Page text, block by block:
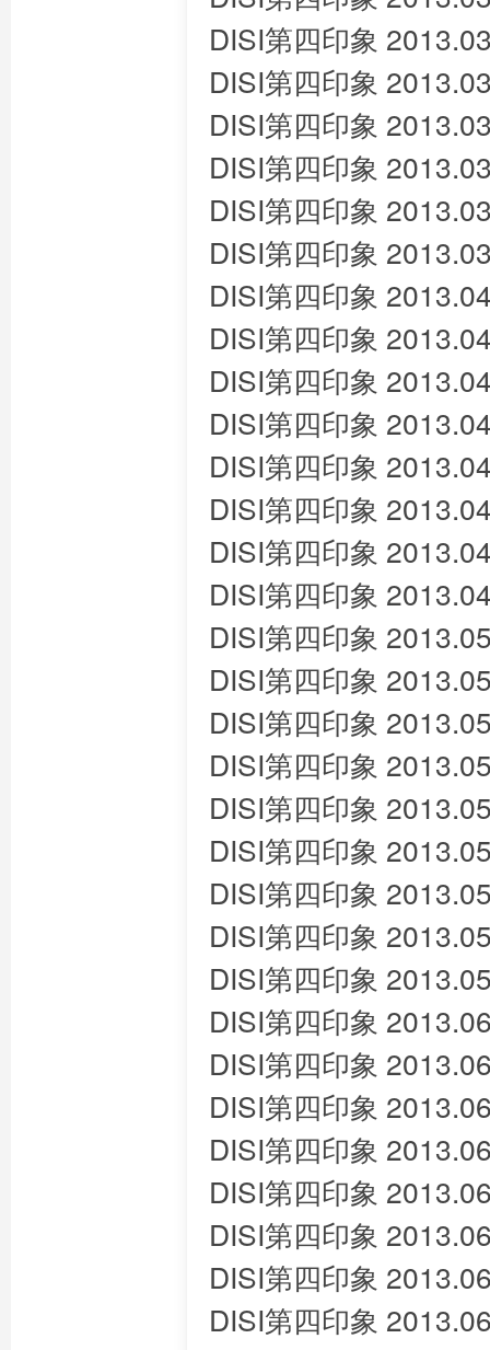
DISI第四印象
DISI第四印象
DISI第四印象
DISI第四印象
DISI第四印象
DISI第四印象
DISI第四印象
DISI第四印象
DISI第四印象
DISI第四印象
DISI第四印象
DISI第四印象
DISI第四印象
DISI第四印象
DISI第四印象
DISI第四印象
DISI第四印象
DISI第四印象
DISI第四印象
DISI第四印象
DISI第四印象
DISI第四印象
DISI第四印象
DISI第四印象
DISI第四印象
DISI第四印象
DISI第四印象
DISI第四印象
DISI第四印象
DISI第四印象
DISI第四印象